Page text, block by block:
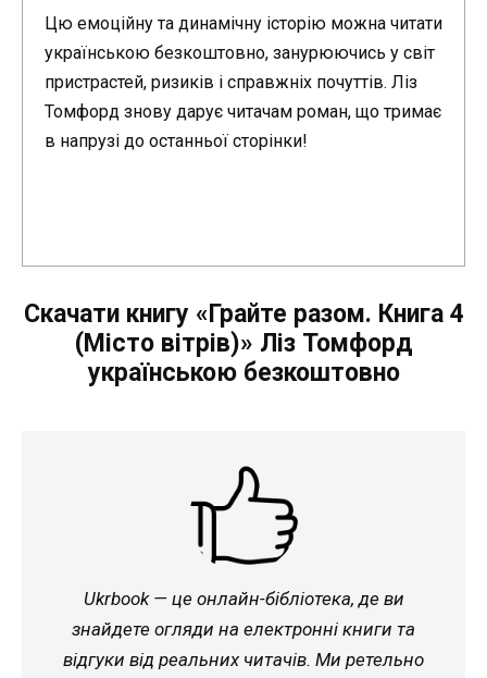
Цю емоційну та динамічну історію можна читати
українською безкоштовно, занурюючись у світ
пристрастей, ризиків і справжніх почуттів. Ліз
Томфорд знову дарує читачам роман, що тримає
в напрузі до останньої сторінки!
Скачати книгу «Грайте разом. Книга 4
(Місто вітрів)» Ліз Томфорд
українською безкоштовно
Ukrbook — це онлайн-бібліотека, де ви
знайдете огляди на електронні книги та
відгуки від реальних читачів. Ми ретельно